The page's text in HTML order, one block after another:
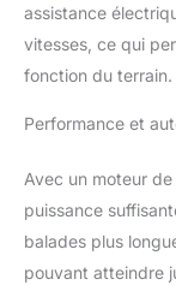
assistance
vitesses, ce qui
fonction du terrain.
Performance et
Avec un moteur
puissance
balades plus
pouvant atteindre